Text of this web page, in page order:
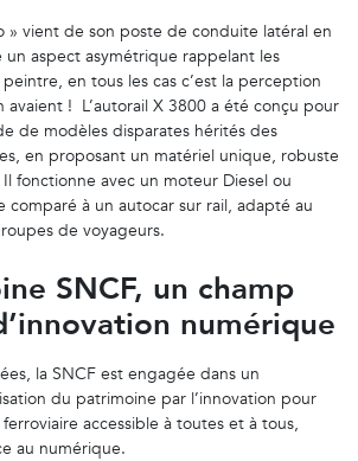
» vient de son poste de conduite latéral en
aspect asymétrique rappelant les
en tous les cas c’est la perception
avaient ! L’autorail X 3800 a été conçu pour
de modèles disparates hérités des
en proposant un matériel unique, robuste
fonctionne avec un moteur Diesel ou
à un autocar sur rail, adapté au
de voyageurs.
SNCF, un champ
numérique
la SNCF est engagée dans un
du patrimoine par l’innovation pour
accessible à toutes et à tous,
au numérique.